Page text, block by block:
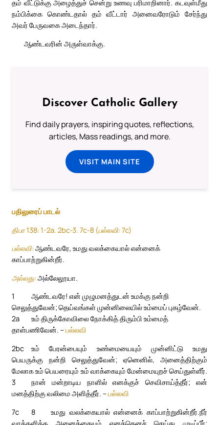
தம் வீட்டுக்கு அழைத்துச் சென்று உணவு பரிமாறினார். கடவுள்மீது
நம்பிக்கை கொண்டதால் தம் வீட்டார் அனைவரோடும் சேர்ந்து
அவர் பேருவகை அடைந்தார்.
ஆண்டவரின் அருள்வாக்கு.
Discover Catholic Gallery
Find daily prayers, inspiring quotes, reflections,
articles, Mass readings, and more.
VISIT MAIN SITE
பதிலுரைப் பாடல்
திபா 138: 1-2a. 2bc-3. 7c-8 (பல்லவி: 7c)
பல்லவி: ஆண்டவரே, உமது வலக்கையால் என்னைக்
காப்பாற்றுகின்றீர்.
அல்லது: அல்லேலூயா.
1
ஆண்டவரே! என் முழுமனத்துடன் உமக்கு நன்றி
செலுத்துவேன்; தெய்வங்கள் முன்னிலையில் உம்மைப் புகழ்வேன்.
2a
உம் திருக்கோவிலை நோக்கித் திரும்பி உம்மைத்
தாள்பணிவேன். – பல்லவி
2bc
உம் பேரன்பையும் உண்மையையும் முன்னிட்டு உமது
பெயருக்கு நன்றி செலுத்துவேன்; ஏனெனில், அனைத்திற்கும்
மேலாக உம் பெயரையும் உம் வாக்கையும் மேன்மையுறச் செய்துள்ளீர்.
3
நான் மன்றாடிய நாளில் எனக்குச் செவிசாய்த்தீர்; என்
மனத்திற்கு வலிமை அளித்தீர். – பல்லவி
7c
உமது வலக்கையால் என்னைக் காப்பாற்றுகின்றீர்.
8
நீர்
வாக்களித்த அனைத்தையும் எனக்கெனச் செய்து முடிப்பீர்;